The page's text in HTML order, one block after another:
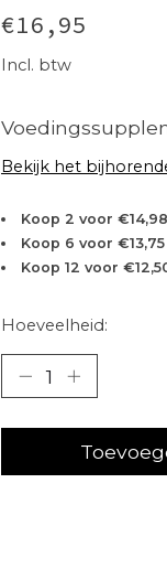
€16,95
Incl. btw
Bekijk het
Koop 2 voor
Koop 6 voor
Koop 12 voor
Hoeveelheid: